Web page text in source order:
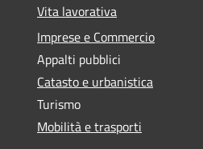
Vita lavorativa
Imprese e Commercio
Appalti pubblici
Catasto e urbanistica
Turismo
Mobilità e trasporti